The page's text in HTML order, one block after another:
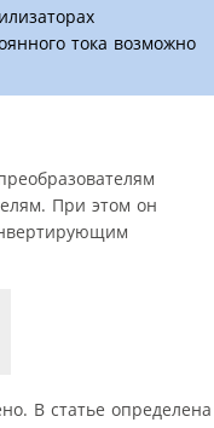
тока возможно
При этом он
В статье определена